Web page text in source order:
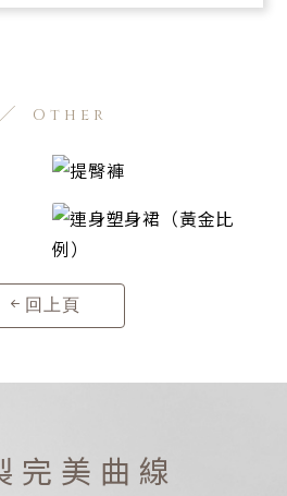
Other
回上頁
完美曲線